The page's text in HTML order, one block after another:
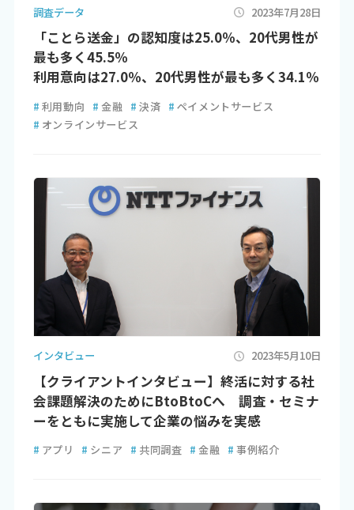
調査データ 2023年7月28日
「ことら送金」の認知度は25.0％、20代男性が
最も多く45.5％
利用意向は27.0％、20代男性が最も多く34.1％
# 利用動向 # 金融 # 決済 # ペイメントサービス
# オンラインサービス
インタビュー 2023年5月10日
【クライアントインタビュー】終活に対する社
会課題解決のためにBtoBtoCへ 調査・セミナ
ーをともに実施して企業の悩みを実感
# アプリ # シニア # 共同調査 # 金融 # 事例紹介